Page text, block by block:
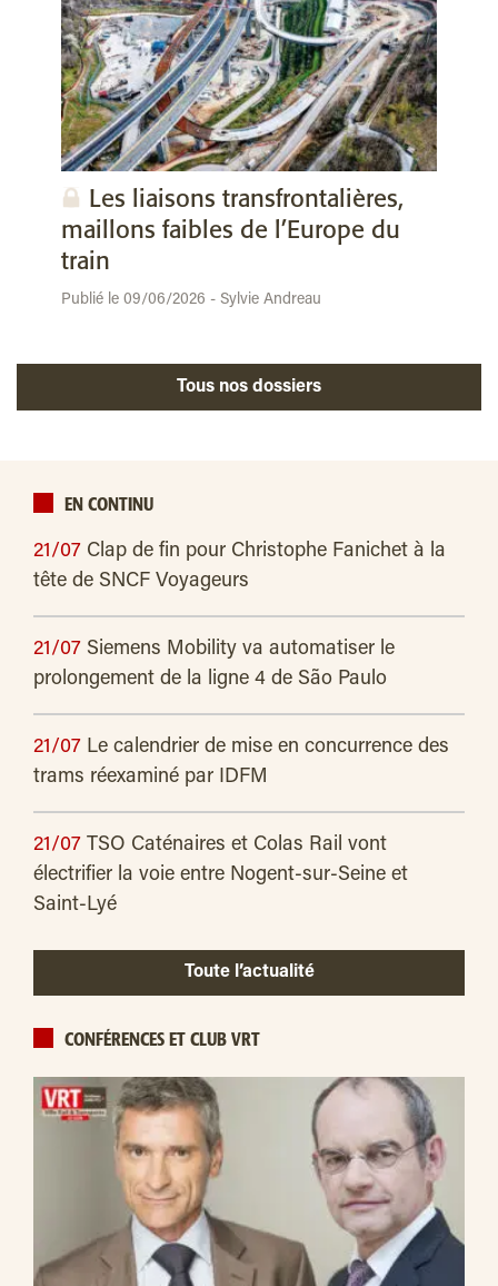
Les liaisons transfrontalières,
maillons faibles de l’Europe du
train
Publié le 09/06/2026 - Sylvie Andreau
Tous nos dossiers
EN CONTINU
21/07 Clap de fin pour Christophe Fanichet à la
tête de SNCF Voyageurs
21/07 Siemens Mobility va automatiser le
prolongement de la ligne 4 de São Paulo
21/07 Le calendrier de mise en concurrence des
trams réexaminé par IDFM
21/07 TSO Caténaires et Colas Rail vont
électrifier la voie entre Nogent-sur-Seine et
Saint-Lyé
Toute l’actualité
CONFÉRENCES ET CLUB VRT